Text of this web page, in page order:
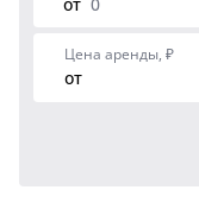
Цена аренды, ₽
от